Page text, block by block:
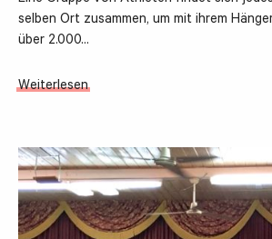
selben Ort zusammen, um mit ihrem
über 2.000…
Weiterlesen